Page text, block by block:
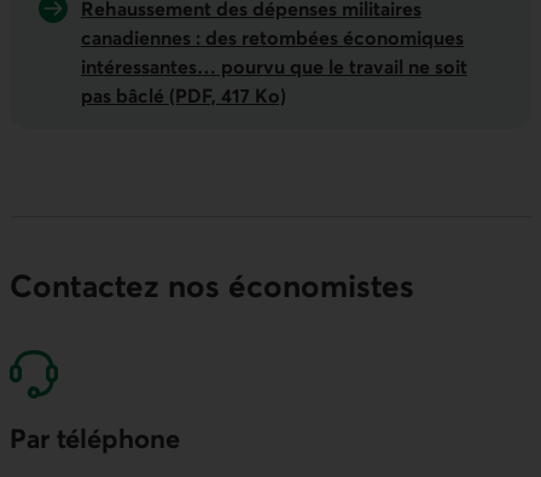
Rehaussement des dépenses militaires
canadiennes : des retombées économiques
intéressantes… pourvu que le travail ne soit
pas bâclé (PDF, 417 Ko)
Contactez nos économistes
Par téléphone